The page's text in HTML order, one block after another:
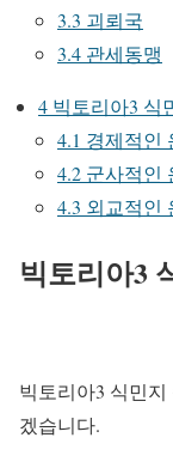
3.3 괴뢰국
3.4 관세동맹
4 빅토리아3 식
4.1 경제적인
4.2 군사적인
4.3 외교적인
빅토리아3
빅토리아3 식민
겠습니다.